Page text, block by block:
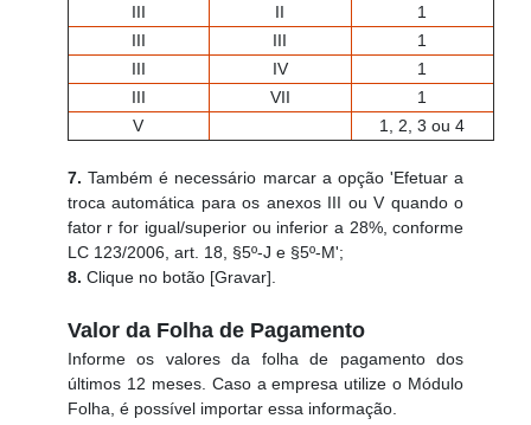
III
II
1
III
III
1
III
IV
1
III
VII
1
V
1, 2, 3 ou 4
7. Também é necessário marcar a opção 'Efetuar a
troca automática para os anexos III ou V quando o
fator r for igual/superior ou inferior a 28%, conforme
LC 123/2006, art. 18, §5º-J e §5º-M';
8. Clique no botão [Gravar].
Valor da Folha de Pagamento
Informe os valores da folha de pagamento dos
últimos 12 meses. Caso a empresa utilize o Módulo
Folha, é possível importar essa informação.